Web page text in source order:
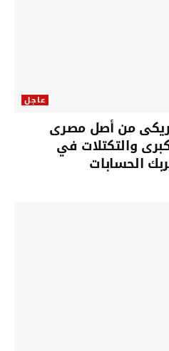
عاجل
من أصل مصرى
والتكتلات في
الحسابات